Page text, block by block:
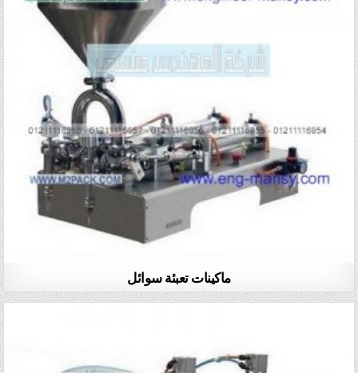
ماكينات تعبئة سوائل